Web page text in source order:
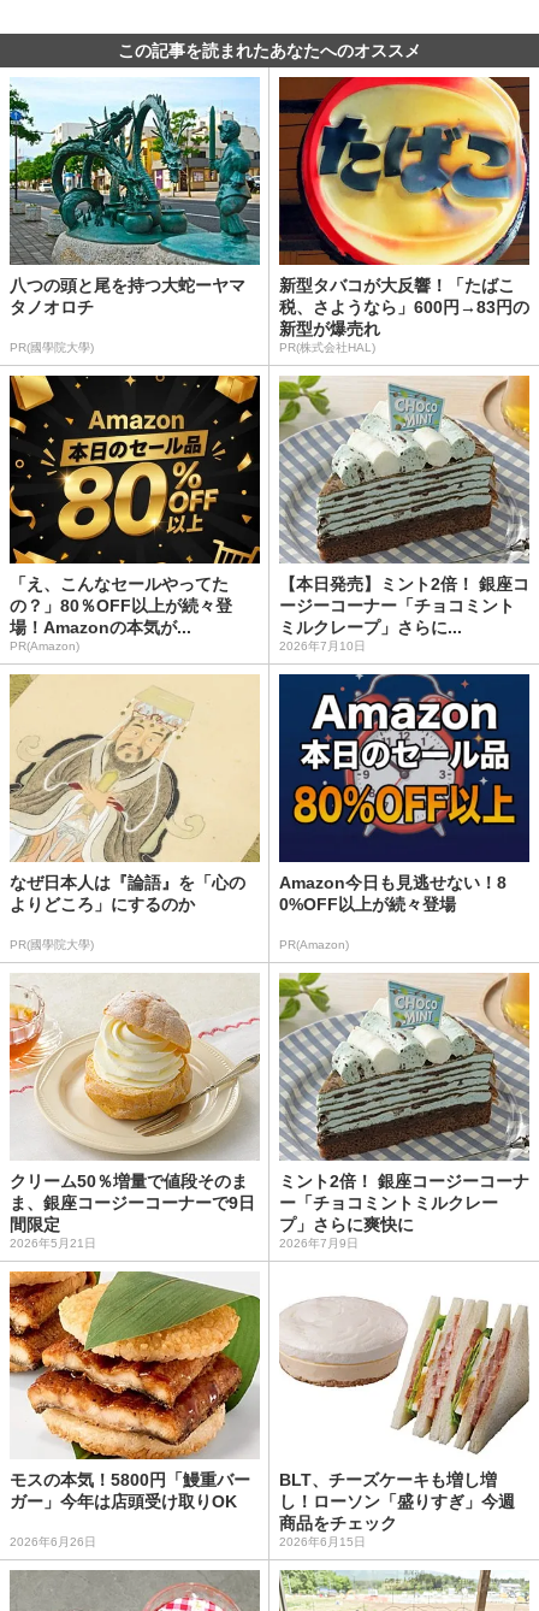
この記事を読まれたあなたへのオススメ
八つの頭と尾を持つ大蛇ーヤマ
タノオロチ
PR(國學院大學)
新型タバコが大反響！「たばこ
税、さようなら」600円→83円の
新型が爆売れ
PR(株式会社HAL)
「え、こんなセールやってた
の？」80％OFF以上が続々登
場！Amazonの本気が...
PR(Amazon)
【本日発売】ミント2倍！ 銀座コ
ージーコーナー「チョコミント
ミルクレープ」さらに...
2026年7月10日
なぜ日本人は『論語』を「心の
よりどころ」にするのか
PR(國學院大學)
Amazon今日も見逃せない！8
0%OFF以上が続々登場
PR(Amazon)
クリーム50％増量で値段そのま
ま、銀座コージーコーナーで9日
間限定
2026年5月21日
ミント2倍！ 銀座コージーコーナ
ー「チョコミントミルクレー
プ」さらに爽快に
2026年7月9日
モスの本気！5800円「鰻重バー
ガー」今年は店頭受け取りOK
2026年6月26日
BLT、チーズケーキも増し増
し！ローソン「盛りすぎ」今週
商品をチェック
2026年6月15日